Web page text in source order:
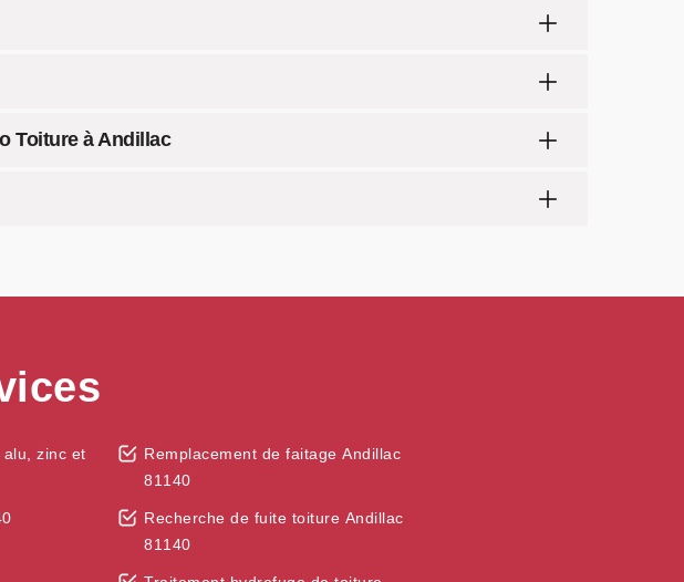
Toiture à Andillac
zinc et
Remplacement de faitage Andillac
81140
Recherche de fuite toiture Andillac
81140